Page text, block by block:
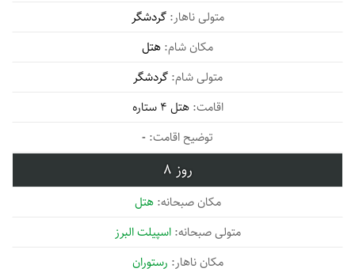
گردشگر
هتل
گردشگر
هتل 4 ستاره
-
8
هتل
اسپیلت البرز
رستوران